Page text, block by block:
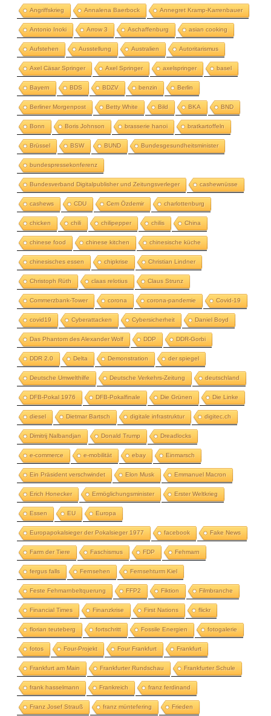
Angriffskrieg Annalena Baerbock Annegret Kramp-Karrenbauer
Antonio Inoki Arrow 3 Aschaffenburg asian cooking
Aufstehen Ausstellung Australien Autoritarismus
Axel Cäsar Springer Axel Springer axelspringer basel
Bayern BDS BDZV benzin Berlin
Berliner Morgenpost Betty White Bild BKA BND
Bonn Boris Johnson brasserie hanoi bratkartoffeln
Brüssel BSW BUND Bundesgesundheitsminister
bundespressekonferenz
Bundesverband Digitalpublisher und Zeitungsverleger cashewnüsse
cashews CDU Cem Özdemir charlottenburg
chicken chili chilipepper chilis China
chinese food chinese kitchen chinesische küche
chinesisches essen chipkrise Christian Lindner
Christoph Rüth claas relotius Claus Strunz
Commerzbank-Tower corona corona-pandemie Covid-19
covid19 Cyberattacken Cybersicherheit Daniel Boyd
Das Phantom des Alexander Wolf DDP DDR-Gorbi
DDR 2.0 Delta Demonstration der spiegel
Deutsche Umwelthilfe Deutsche Verkehrs-Zeitung deutschland
DFB-Pokal 1976 DFB-Pokalfinale Die Grünen Die Linke
diesel Dietmar Bartsch digitale infrastruktur digitec.ch
Dimitrij Nalbandjan Donald Trump Dreadlocks
e-commerce e-mobilität ebay Einmarsch
Ein Präsident verschwindet Elon Musk Emmanuel Macron
Erich Honecker Ermöglichungsminister Erster Weltkrieg
Essen EU Europa
Europapokalsieger der Pokalsieger 1977 facebook Fake News
Farm der Tiere Faschismus FDP Fehmarn
fergus falls Fernsehen Fernsehturm Kiel
Feste Fehmarnbeltquerung FFP2 Fiktion Filmbranche
Financial Times Finanzkrise First Nations flickr
florian teuteberg fortschritt Fossile Energien fotogalerie
fotos Four-Projekt Four Frankfurt Frankfurt
Frankfurt am Main Frankfurter Rundschau Frankfurter Schule
frank hasselmann Frankreich franz ferdinand
Franz Josef Strauß franz müntefering Frieden